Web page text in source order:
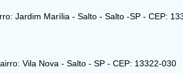
Jardim Marília - Salto - Salto -SP - CEP:
Vila Nova - Salto - SP - CEP: 13322-030